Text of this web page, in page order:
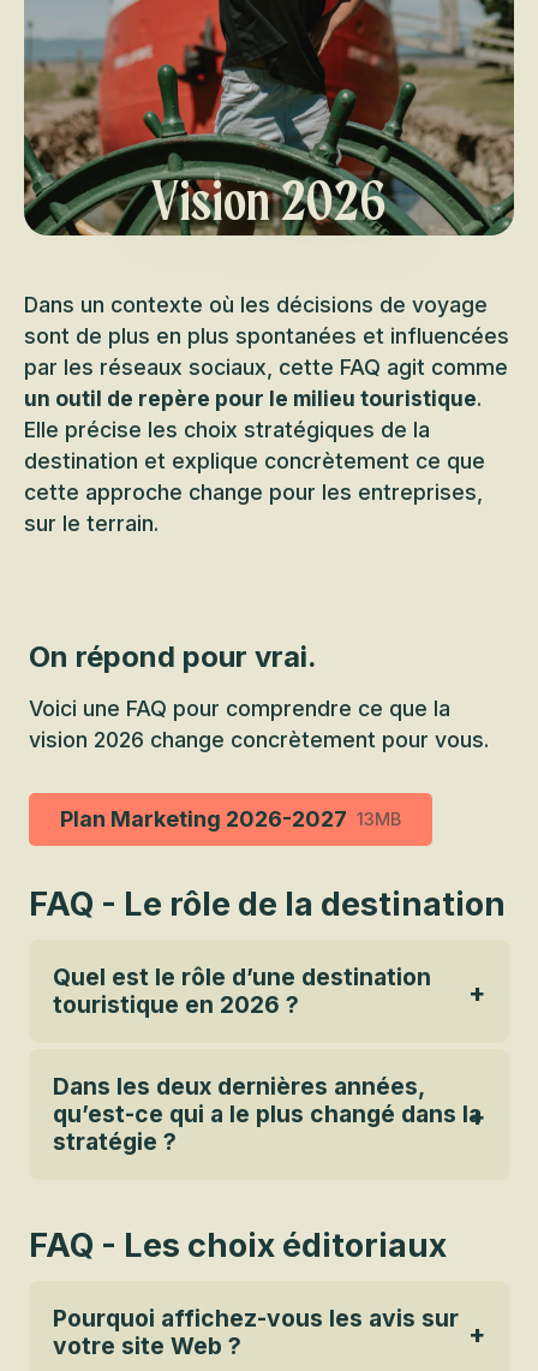
Vision 2026
Dans un contexte où les décisions de voyage
sont de plus en plus spontanées et influencées
par les réseaux sociaux, cette FAQ agit comme
un outil de repère pour le milieu touristique.
Elle précise les choix stratégiques de la
destination et explique concrètement ce que
cette approche change pour les entreprises,
sur le terrain.
On répond pour vrai.
Voici une FAQ pour comprendre ce que la
vision 2026 change concrètement pour vous.
Plan Marketing 2026-2027 13MB
FAQ - Le rôle de la destination
Quel est le rôle d’une destination
touristique en 2026 ?
Dans les deux dernières années,
qu’est-ce qui a le plus changé dans la
stratégie ?
FAQ - Les choix éditoriaux
Pourquoi affichez-vous les avis sur
votre site Web ?